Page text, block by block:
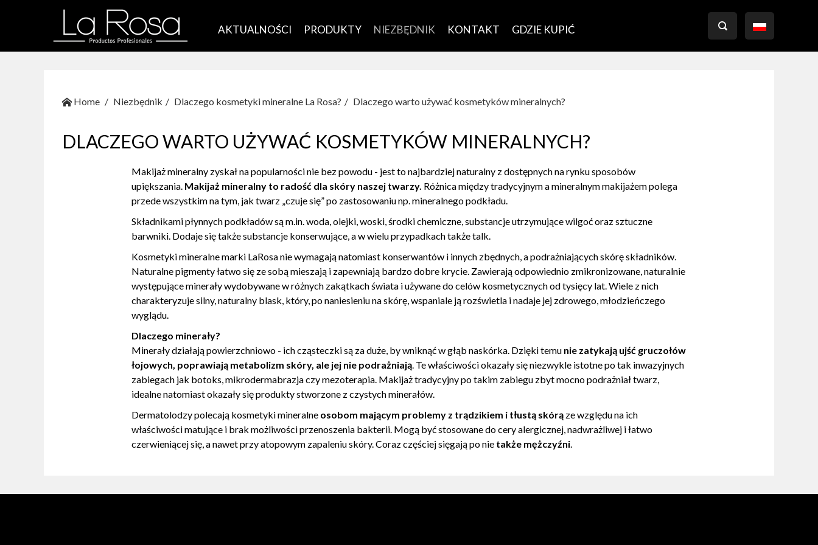
AKTUALNOŚCI PRODUKTY NIEZBĘDNIK KONTAKT GDZIE KUPIĆ 
Home Niezbędnik Dlaczego kosmetyki mineralne La Rosa? Dlaczego warto używać kosmetyków mineralnych?
DLACZEGO WARTO UŻYWAĆ KOSMETYKÓW MINERALNYCH?
Makijaż mineralny zyskał na popularności nie bez powodu - jest to najbardziej naturalny z dostępnych na rynku sposobów
upiększania. Makijaż mineralny to radość dla skóry naszej twarzy. Różnica między tradycyjnym a mineralnym makijażem polega
przede wszystkim na tym, jak twarz „czuje się” po zastosowaniu np. mineralnego podkładu.
Składnikami płynnych podkładów są m.in. woda, olejki, woski, środki chemiczne, substancje utrzymujące wilgoć oraz sztuczne
barwniki. Dodaje się także substancje konserwujące, a w wielu przypadkach także talk.
Kosmetyki mineralne marki LaRosa nie wymagają natomiast konserwantów i innych zbędnych, a podrażniających skórę składników.
Naturalne pigmenty łatwo się ze sobą mieszają i zapewniają bardzo dobre krycie. Zawierają odpowiednio zmikronizowane, naturalnie
występujące minerały wydobywane w różnych zakątkach świata i używane do celów kosmetycznych od tysięcy lat. Wiele z nich
charakteryzuje silny, naturalny blask, który, po naniesieniu na skórę, wspaniale ją rozświetla i nadaje jej zdrowego, młodzieńczego
wyglądu.
Dlaczego minerały?
Minerały działają powierzchniowo - ich cząsteczki są za duże, by wniknąć w głąb naskórka. Dzięki temu nie zatykają ujść gruczołów
łojowych, poprawiają metabolizm skóry, ale jej nie podrażniają. Te właściwości okazały się niezwykle istotne po tak inwazyjnych
zabiegach jak botoks, mikrodermabrazja czy mezoterapia. Makijaż tradycyjny po takim zabiegu zbyt mocno podrażniał twarz,
idealne natomiast okazały się produkty stworzone z czystych minerałów.
Dermatolodzy polecają kosmetyki mineralne osobom mającym problemy z trądzikiem i tłustą skórą ze względu na ich
właściwości matujące i brak możliwości przenoszenia bakterii. Mogą być stosowane do cery alergicznej, nadwrażliwej i łatwo
czerwieniącej się, a nawet przy atopowym zapaleniu skóry. Coraz częściej sięgają po nie także mężczyźni.